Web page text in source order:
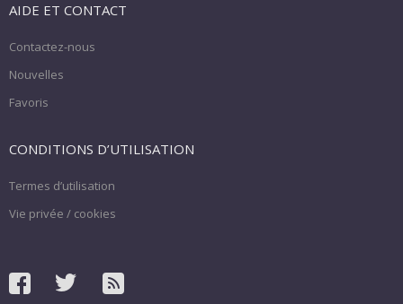
AIDE ET CONTACT
Contactez-nous
Nouvelles
Favoris
CONDITIONS D’UTILISATION
Termes d’utilisation
Vie privée / cookies